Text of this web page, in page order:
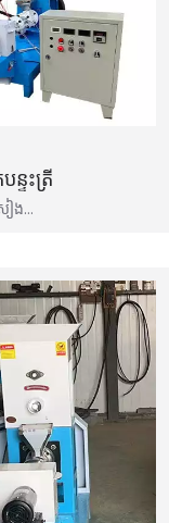
ទះត្រី
ៀង…